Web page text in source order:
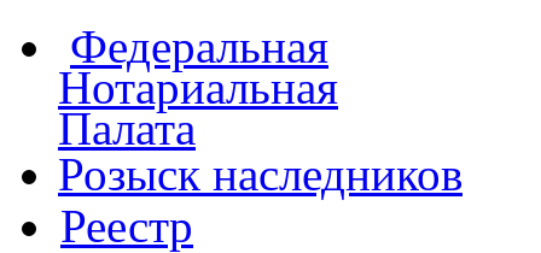
Федеральная
Нотариальная
Палата
Розыск наследников
Реестр